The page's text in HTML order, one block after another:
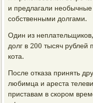
и предлагали
собственными долгами.
Один из
долг в 200 тысяч рублей
кота.
После отказа принять
любимца и ареста
приставам в скором